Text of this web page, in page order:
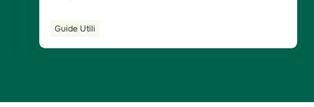
funzionalità fisiche e per migliorare la qualità della vita
dei pazienti.
Guide Utili